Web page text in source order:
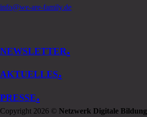
info@we-are-family.de
NEWSLETTER.
AKTUELLES.
PRESSE.
Copyright 2026 © Netzwerk Digitale Bildung